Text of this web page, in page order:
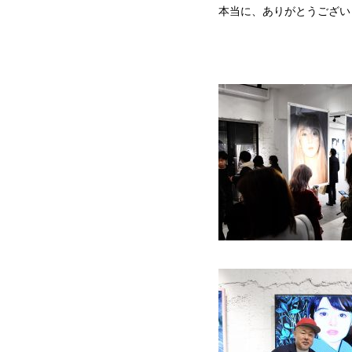
本当に、ありがとうござ